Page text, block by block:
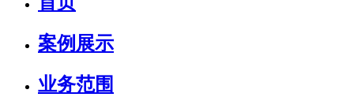
案例展示
业务范围